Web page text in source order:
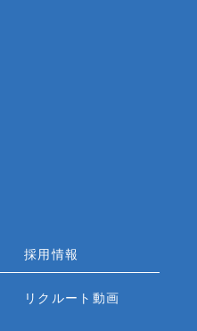
採用情報
リクルート動画